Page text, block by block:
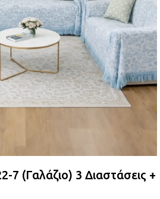
7 (Γαλάζιο) 3 Διαστάσεις +